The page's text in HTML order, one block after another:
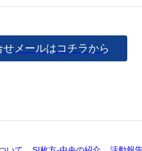
せメールはコチラから